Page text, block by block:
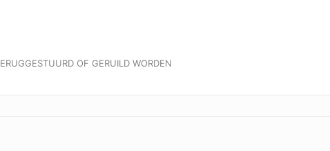
OF GERUILD WORDEN